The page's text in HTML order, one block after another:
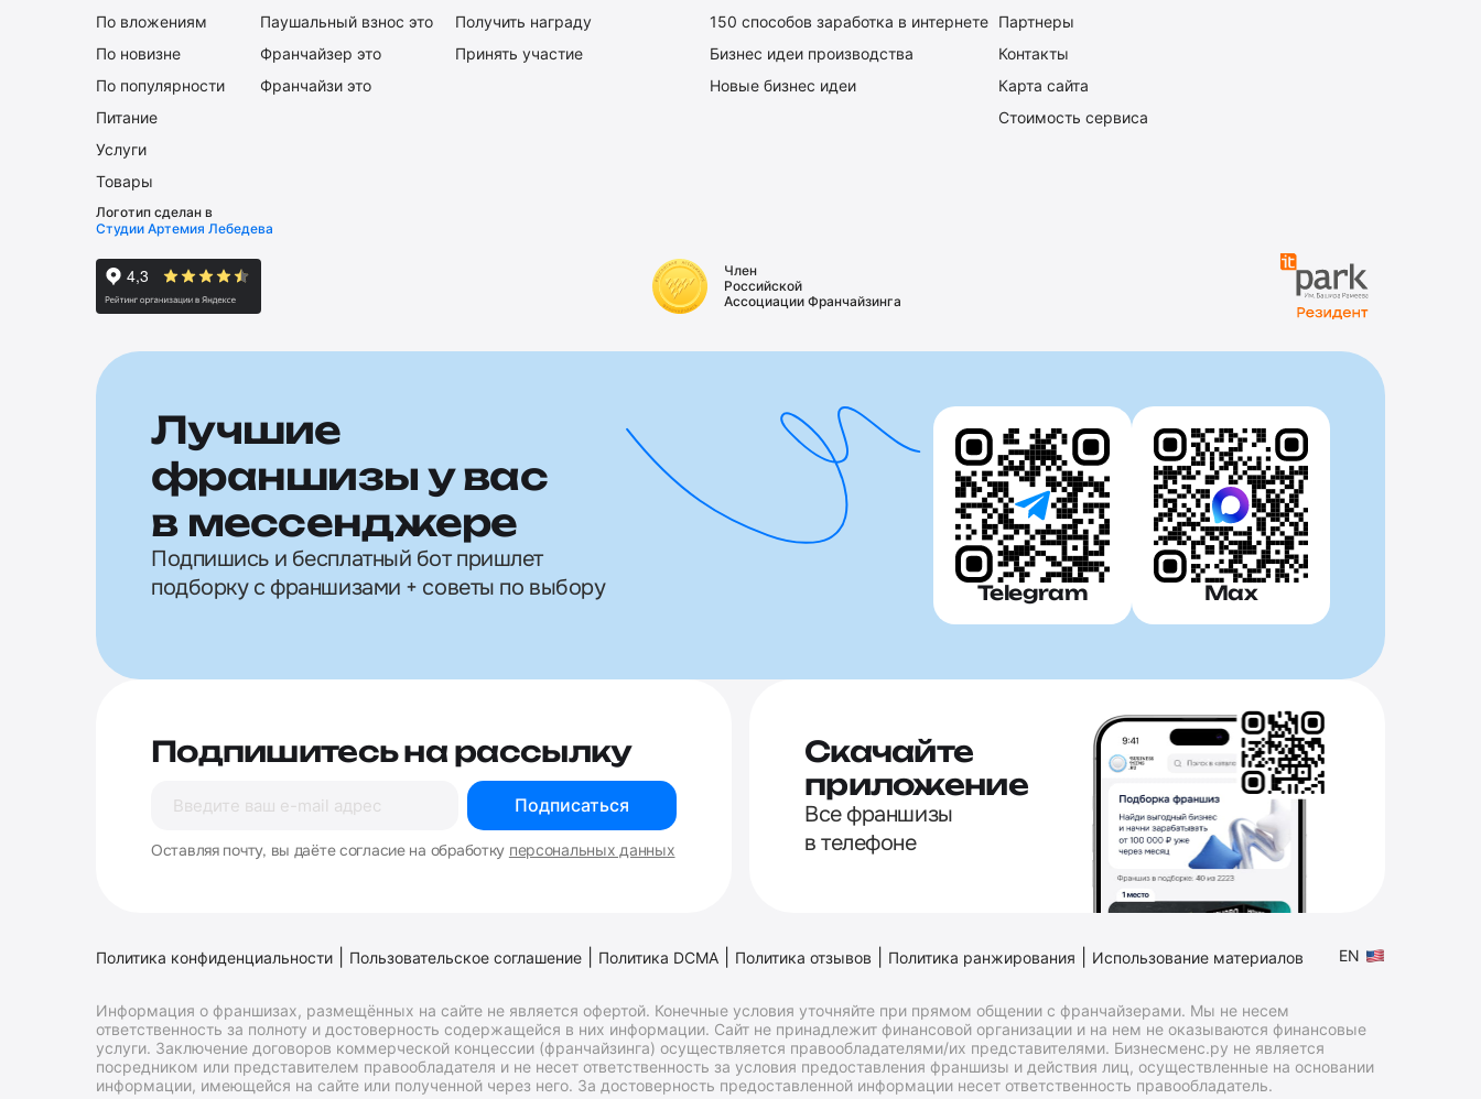
По вложениям
По новизне
По популярности
Питание
Услуги
Товары
Паушальный взнос это
Франчайзер это
Франчайзи это
Получить награду
Принять участие
150 способов заработка в интернете
Бизнес идеи производства
Новые бизнес идеи
Партнеры
Контакты
Карта сайта
Стоимость сервиса
Логотип сделан в
Студии Артемия Лебедева
Член
Российской
Ассоциации Франчайзинга
Лучшие
франшизы у вас
в мессенджере
Подпишись и бесплатный бот пришлет
подборку с франшизами + советы по выбору
Telegram Max
Подпишитесь на рассылку
Подписаться
Оставляя почту, вы даёте согласие на обработку персональных данных
Скачайте
приложение
Все франшизы
в телефоне
Политика конфиденциальности Пользовательское соглашение Политика DCMA Политика отзывов Политика ранжирования Использование материалов EN
Информация о франшизах, размещённых на сайте не является офертой. Конечные условия уточняйте при прямом общении с франчайзерами. Мы не несем
ответственность за полноту и достоверность содержащейся в них информации. Сайт не принадлежит финансовой организации и на нем не оказываются финансовые
услуги. Заключение договоров коммерческой концессии (франчайзинга) осуществляется правообладателями/их представителями. Бизнесменс.ру не является
посредником или представителем правообладателя и не несет ответственность за условия предоставления франшизы и действия лиц, осуществленные на основании
информации, имеющейся на сайте или полученной через него. За достоверность предоставленной информации несет ответственность правообладатель.